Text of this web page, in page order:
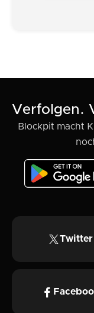
Verfolgen.
Blockpit macht
Twitter